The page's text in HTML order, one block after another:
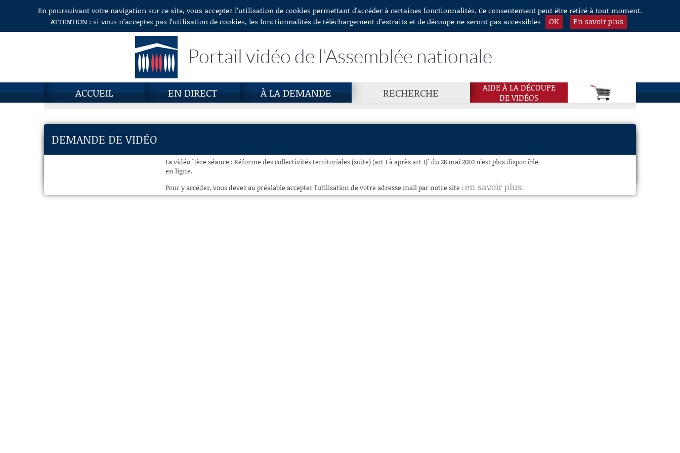
Aller au contenuEn poursuivant votre navigation sur ce site, vous acceptez l’utilisation de cookies permettant d'accéder à certaines fonctionnalités. Ce consentement peut être retiré à tout moment.
ATTENTION : si vous n’acceptez pas l’utilisation de cookies, les fonctionnalités de téléchargement d’extraits et de découpe ne seront pas accessibles
OK En savoir plus
Portail vidéo de l'Assemblée nationale
ACCUEIL EN DIRECT À LA DEMANDE RECHERCHE
AIDE À LA DÉCOUPE
DE VIDÉOS
DEMANDE DE VIDÉO
La vidéo "1ère séance : Réforme des collectivités territoriales (suite) (art 1 à après art 1)" du 28 mai 2010 n'est plus disponible
en ligne.
Pour y accéder, vous devez au préalable accepter l'utilisation de votre adresse mail par notre site : en savoir plus.